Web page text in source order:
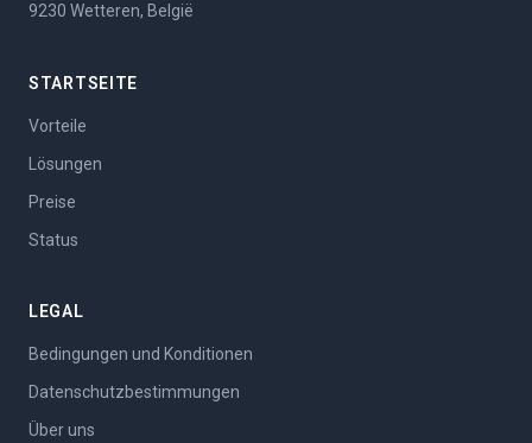
9230 Wetteren, België
STARTSEITE
Vorteile
Lösungen
Preise
Status
LEGAL
Bedingungen und Konditionen
Datenschutzbestimmungen
Über uns